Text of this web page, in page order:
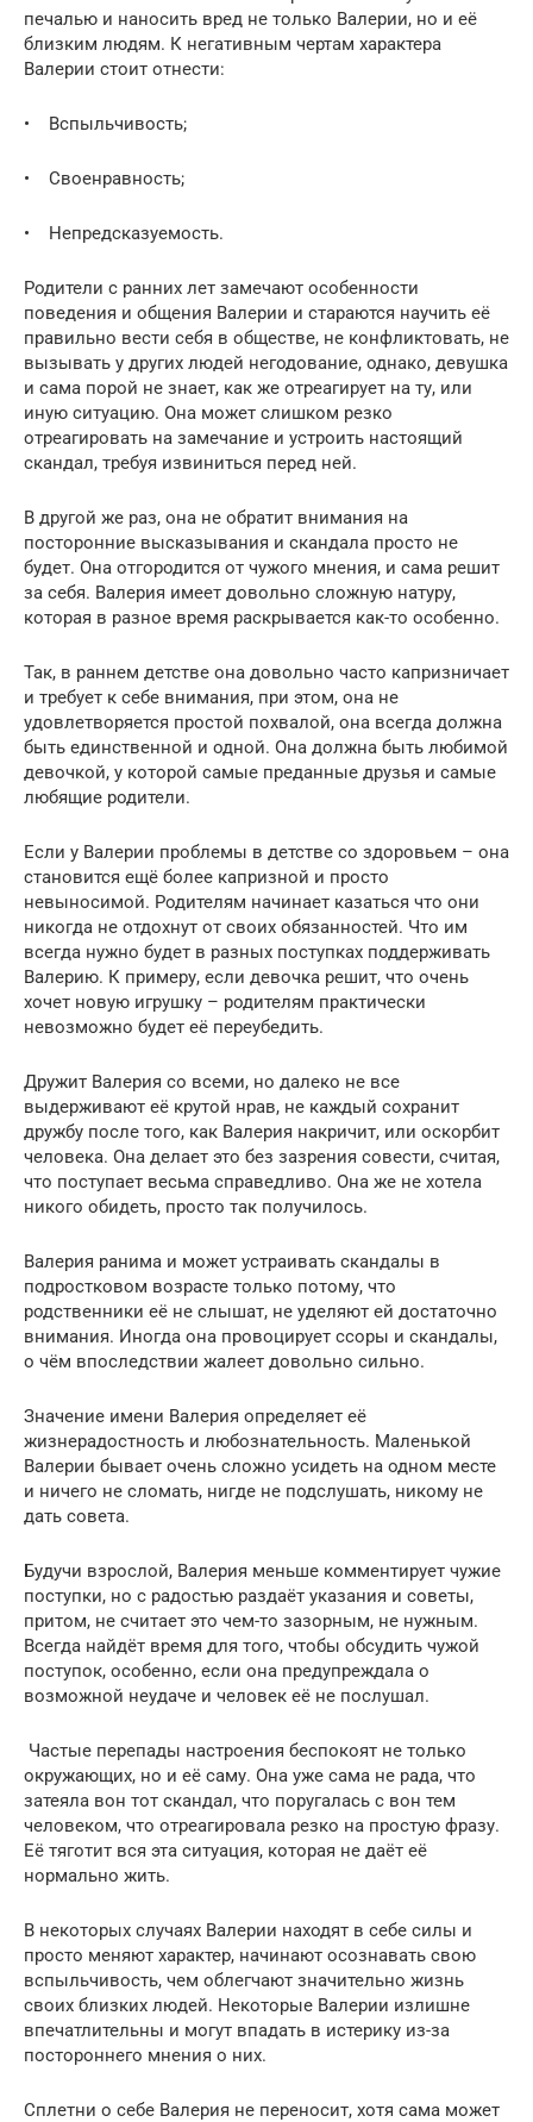
печалью и наносить вред не только Валерии, но и её
близким людям. К негативным чертам характера
Валерии стоит отнести:
• Вспыльчивость;
• Своенравность;
• Непредсказуемость.
Родители с ранних лет замечают особенности
поведения и общения Валерии и стараются научить её
правильно вести себя в обществе, не конфликтовать, не
вызывать у других людей негодование, однако, девушка
и сама порой не знает, как же отреагирует на ту, или
иную ситуацию. Она может слишком резко
отреагировать на замечание и устроить настоящий
скандал, требуя извиниться перед ней.
В другой же раз, она не обратит внимания на
посторонние высказывания и скандала просто не
будет. Она отгородится от чужого мнения, и сама решит
за себя. Валерия имеет довольно сложную натуру,
которая в разное время раскрывается как-то особенно.
Так, в раннем детстве она довольно часто капризничает
и требует к себе внимания, при этом, она не
удовлетворяется простой похвалой, она всегда должна
быть единственной и одной. Она должна быть любимой
девочкой, у которой самые преданные друзья и самые
любящие родители.
Если у Валерии проблемы в детстве со здоровьем – она
становится ещё более капризной и просто
невыносимой. Родителям начинает казаться что они
никогда не отдохнут от своих обязанностей. Что им
всегда нужно будет в разных поступках поддерживать
Валерию. К примеру, если девочка решит, что очень
хочет новую игрушку – родителям практически
невозможно будет её переубедить.
Дружит Валерия со всеми, но далеко не все
выдерживают её крутой нрав, не каждый сохранит
дружбу после того, как Валерия накричит, или оскорбит
человека. Она делает это без зазрения совести, считая,
что поступает весьма справедливо. Она же не хотела
никого обидеть, просто так получилось.
Валерия ранима и может устраивать скандалы в
подростковом возрасте только потому, что
родственники её не слышат, не уделяют ей достаточно
внимания. Иногда она провоцирует ссоры и скандалы,
о чём впоследствии жалеет довольно сильно.
Значение имени Валерия определяет её
жизнерадостность и любознательность. Маленькой
Валерии бывает очень сложно усидеть на одном месте
и ничего не сломать, нигде не подслушать, никому не
дать совета.
Будучи взрослой, Валерия меньше комментирует чужие
поступки, но с радостью раздаёт указания и советы,
притом, не считает это чем-то зазорным, не нужным.
Всегда найдёт время для того, чтобы обсудить чужой
поступок, особенно, если она предупреждала о
возможной неудаче и человек её не послушал.
Частые перепады настроения беспокоят не только
окружающих, но и её саму. Она уже сама не рада, что
затеяла вон тот скандал, что поругалась с вон тем
человеком, что отреагировала резко на простую фразу.
Её тяготит вся эта ситуация, которая не даёт её
нормально жить.
В некоторых случаях Валерии находят в себе силы и
просто меняют характер, начинают осознавать свою
вспыльчивость, чем облегчают значительно жизнь
своих близких людей. Некоторые Валерии излишне
впечатлительны и могут впадать в истерику из-за
постороннего мнения о них.
Сплетни о себе Валерия не переносит, хотя сама может